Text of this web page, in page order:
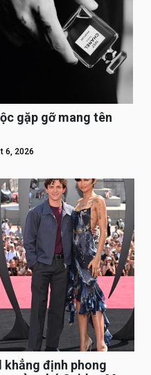
gặp gỡ mang tên
6, 2026
khẳng định phong